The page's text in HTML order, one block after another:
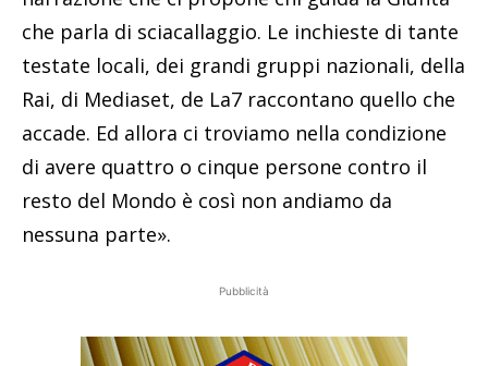
che parla di sciacallaggio. Le inchieste di tante
testate locali, dei grandi gruppi nazionali, della
Rai, di Mediaset, de La7 raccontano quello che
accade. Ed allora ci troviamo nella condizione
di avere quattro o cinque persone contro il
resto del Mondo è così non andiamo da
nessuna parte».
Pubblicità